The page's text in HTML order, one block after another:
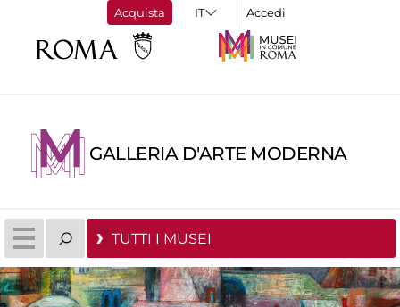
Acquista Accedi
GALLERIA D'ARTE MODERNA
TUTTI I MUSEI